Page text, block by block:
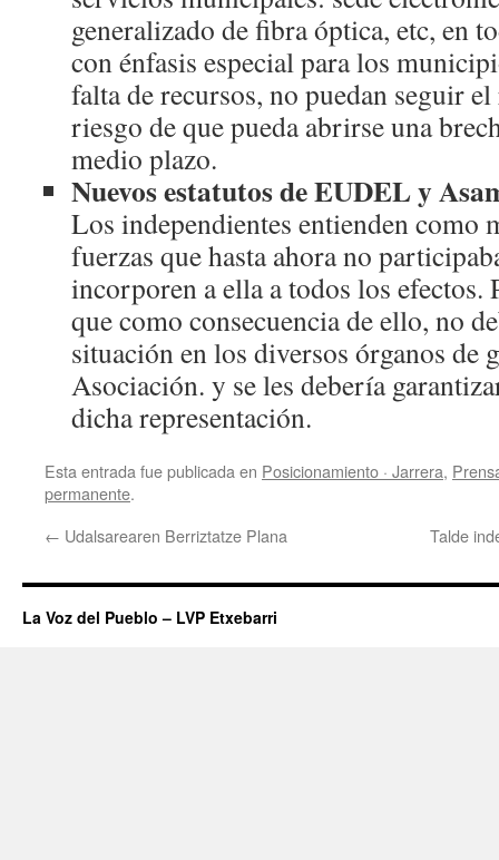
generalizado de fibra óptica, etc, en
con énfasis especial para los
falta de recursos, no puedan seguir
riesgo de que pueda abrirse una
medio plazo.
Nuevos estatutos de EUDEL y
Los independientes entienden como
fuerzas que hasta ahora no
incorporen a ella a todos los efectos.
que como consecuencia de ello, no
situación en los diversos órganos de
Asociación. y se les debería
dicha representación.
Esta entrada fue publicada en Posicionamiento · Jarrera,
permanente.
← Udalsarearen Berriztatze Plana Talde
La Voz del Pueblo – LVP Etxebarri